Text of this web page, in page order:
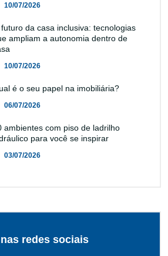
10/07/2026
da casa inclusiva: tecnologias
ampliam a autonomia dentro de
10/07/2026
é o seu papel na imobiliária?
06/07/2026
ambientes com piso de ladrilho
para você se inspirar
03/07/2026
redes sociais